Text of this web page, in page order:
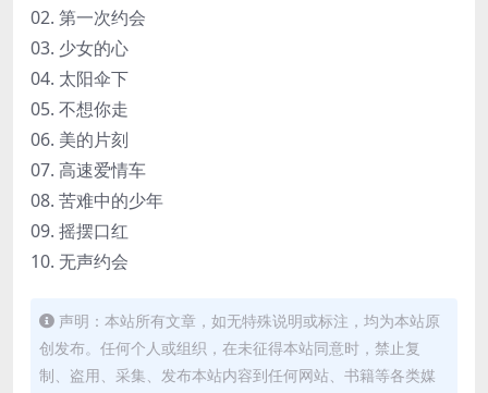
02. 第一次约会
03. 少女的心
04. 太阳伞下
05. 不想你走
06. 美的片刻
07. 高速爱情车
08. 苦难中的少年
09. 摇摆口红
10. 无声约会
声明：本站所有文章，如无特殊说明或标注，均为本站原
创发布。任何个人或组织，在未征得本站同意时，禁止复
制、盗用、采集、发布本站内容到任何网站、书籍等各类媒